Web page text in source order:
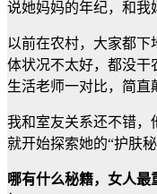
说她妈妈的年纪，和我
以前在农村，大家都下
体状况不太好，都没干
生活老师一对比，简直
我和室友关系还不错，
就开始探索她的“护肤秘
哪有什么秘籍，女人